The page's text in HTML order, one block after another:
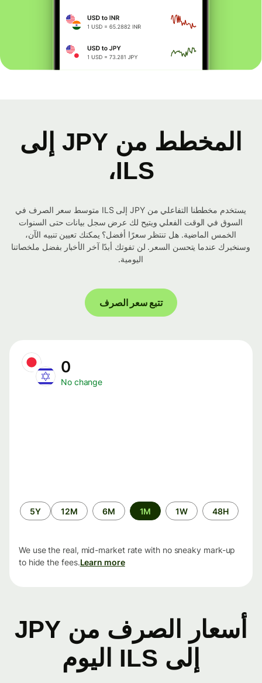
المخطط من JPY إلى
ILS،
يستخدم مخططنا التفاعلي من JPY إلى ILS متوسط ​​سعر الصرف في
السوق في الوقت الفعلي ويتيح لك عرض سجل بيانات حتى السنوات
الخمس الماضية. هل تنتظر سعرًا أفضل؟ يمكنك تعيين تنبيه الآن،
وسنخبرك عندما يتحسن السعر. لن تفوتك أبدًا آخر الأخبار بفضل ملخصاتنا
اليومية.
تتبع سعر الصرف
No change
الفترة
الزمنية
48H
1W
1M
6M
12M
5Y
We use the real, mid-market rate with no sneaky mark-up
to hide the fees.Learn more
أسعار الصرف من JPY
إلى ILS اليوم